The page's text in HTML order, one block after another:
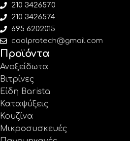
210 3426570
210 3426574
695 6202015
coolprotech@gmail.com
Προϊόντα
Ανοξείδωτα
Βιτρίνες
Είδη Barista
Καταψύξεις
Κουζίνα
Μικροσυσκευές